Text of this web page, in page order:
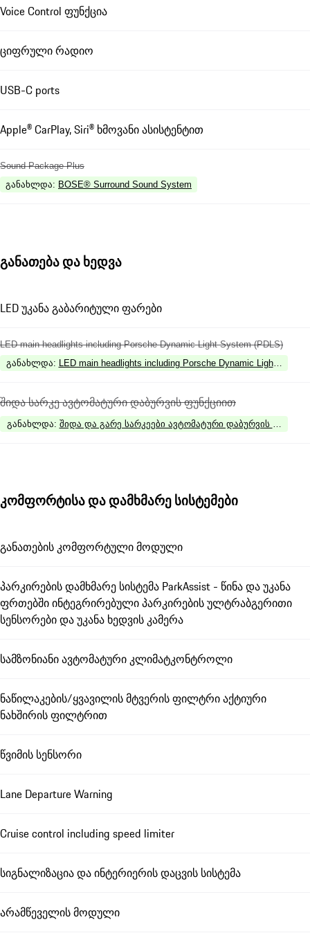
Voice Control ფუნქცია
ციფრული რადიო
USB-C ports
Apple® CarPlay, Siri® ხმოვანი ასისტენტით
Sound Package Plus
განახლდა: BOSE® Surround Sound System
განათება და ხედვა
LED უკანა გაბარიტული ფარები
LED main headlights including Porsche Dynamic Light System (PDLS)
განახლდა: LED main headlights including Porsche Dynamic Light
შიდა სარკე ავტომატური დაბურვის ფუნქციით
განახლდა: შიდა და გარე სარკეები ავტომატური დაბურვის
კომფორტისა და დამხმარე სისტემები
განათების კომფორტული მოდული
პარკირების დამხმარე სისტემა ParkAssist - წინა და უკანა
ფრთებში ინტეგრირებული პარკირების ულტრაბგერითი
სენსორები და უკანა ხედვის კამერა
სამზონიანი ავტომატური კლიმატკონტროლი
ნაწილაკების/ყვავილის მტვერის ფილტრი აქტიური
ნახშირის ფილტრით
წვიმის სენსორი
Lane Departure Warning
Cruise control including speed limiter
სიგნალიზაცია და ინტერიერის დაცვის სისტემა
არამწეველის მოდული